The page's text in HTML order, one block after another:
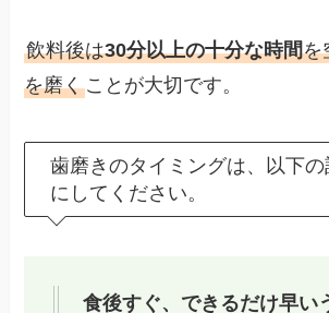
飲料後は30分以上の十分な時間を
を磨くことが大切です。
歯磨きのタイミングは、以下
にしてください。
食後すぐ、できるだけ早い